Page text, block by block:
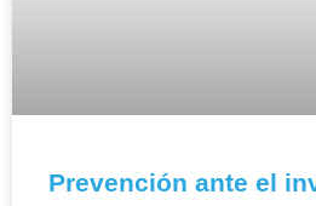
Prevención ante el